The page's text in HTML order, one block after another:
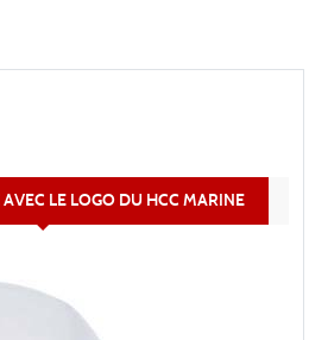
LE LOGO DU HCC MARINE